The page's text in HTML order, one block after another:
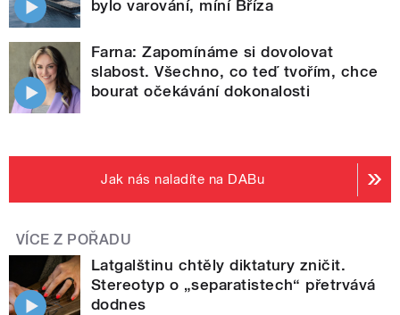
bylo varování, míní Bříza
Farna: Zapomínáme si dovolovat
slabost. Všechno, co teď tvořím, chce
bourat očekávání dokonalosti
Jak nás naladíte na DABu
VÍCE Z POŘADU
Latgalštinu chtěly diktatury zničit.
Stereotyp o „separatistech“ přetrvává
dodnes